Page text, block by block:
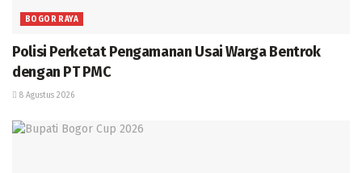
BOGOR RAYA
Polisi Perketat Pengamanan Usai Warga Bentrok
dengan PT PMC
8 Agustus 2026